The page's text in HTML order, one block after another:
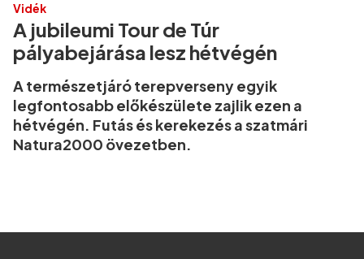
Vidék
A jubileumi Tour de Túr
pályabejárása lesz hétvégén
A természetjáró terepverseny egyik
legfontosabb előkészülete zajlik ezen a
hétvégén. Futás és kerekezés a szatmári
Natura2000 övezetben.